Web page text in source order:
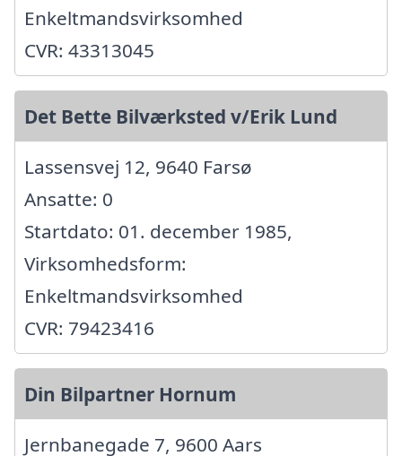
Enkeltmandsvirksomhed
CVR: 43313045
Det Bette Bilværksted v/Erik Lund
Lassensvej 12, 9640 Farsø
Ansatte: 0
Startdato: 01. december 1985,
Virksomhedsform:
Enkeltmandsvirksomhed
CVR: 79423416
Din Bilpartner Hornum
Jernbanegade 7, 9600 Aars